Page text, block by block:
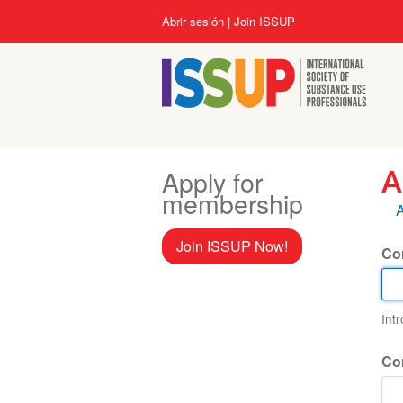
User
account
menu
Abrir sesión Join ISSUP
Apply for
membership
Join ISSUP Now!